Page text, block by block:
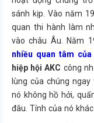
sánh kịp. Vào năm
quan thi hành làm
vào châu Âu. Năm
nhiều quan tâm
hiệp hội AKC công
lùng của chúng
nó không hồ hởi,
đâu. Tính của nó